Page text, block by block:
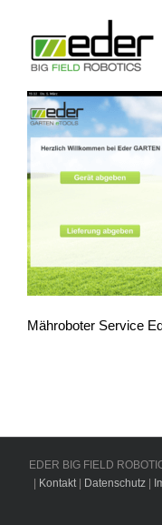
springen
Mähroboter Service
EDER BIG FIELD
Kontakt| Datenschutz